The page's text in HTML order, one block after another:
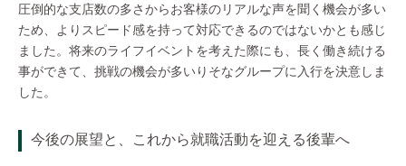
圧倒的な支店数の多さからお客様のリアルな声を聞く機会が多い
ため、よりスピード感を持って対応できるのではないかとも感じ
ました。将来のライフイベントを考えた際にも、長く働き続ける
事ができて、挑戦の機会が多いりそなグループに入行を決意しま
した。
今後の展望と、これから就職活動を迎える後輩へ